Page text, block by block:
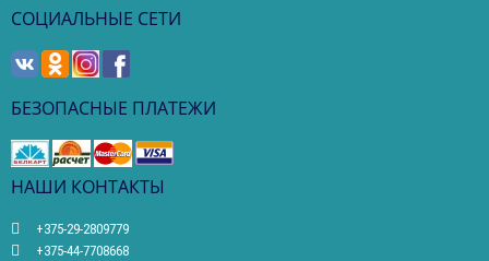
СОЦИАЛЬНЫЕ СЕТИ
БЕЗОПАСНЫЕ ПЛАТЕЖИ
НАШИ КОНТАКТЫ
+375-29-2809779
+375-44-7708668